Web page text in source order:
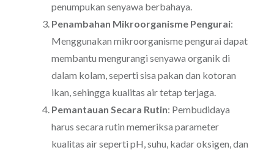
penumpukan senyawa berbahaya.
Penambahan Mikroorganisme Pengurai:
Menggunakan mikroorganisme pengurai dapat
membantu mengurangi senyawa organik di
dalam kolam, seperti sisa pakan dan kotoran
ikan, sehingga kualitas air tetap terjaga.
Pemantauan Secara Rutin: Pembudidaya
harus secara rutin memeriksa parameter
kualitas air seperti pH, suhu, kadar oksigen, dan